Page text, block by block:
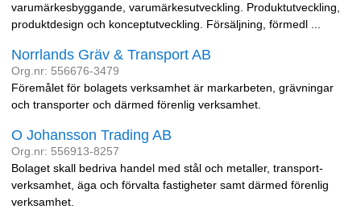
varumärkesbyggande, varumärkesutveckling. Produktutveckling,
produktdesign och konceptutveckling. Försäljning, förmedl ...
Norrlands Gräv & Transport AB
Org.nr: 556676-3479
Föremålet för bolagets verksamhet är markarbeten, grävningar
och transporter och därmed förenlig verksamhet.
O Johansson Trading AB
Org.nr: 556913-8257
Bolaget skall bedriva handel med stål och metaller, transport-
verksamhet, äga och förvalta fastigheter samt därmed förenlig
verksamhet.